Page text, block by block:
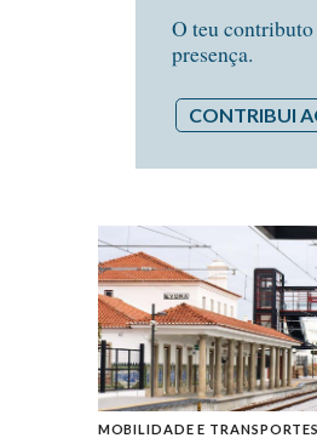
O teu contributo
presença.
CONTRIBUI
MOBILIDADE E TRANSPORTES